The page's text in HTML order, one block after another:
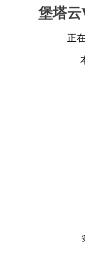
堡塔云
正